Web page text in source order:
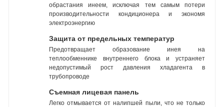
обрастания инеем, исключая тем самым потери
производительности кондиционера и экономя
электроэнергию
Защита от предельных температур
Предотвращает образование инея на
теплообменнике внутреннего блока и устраняет
недопустимый рост давления хладагента в
трубопроводе
Съемная лицевая панель
Легко отмывается от налипшей пыли, что не только